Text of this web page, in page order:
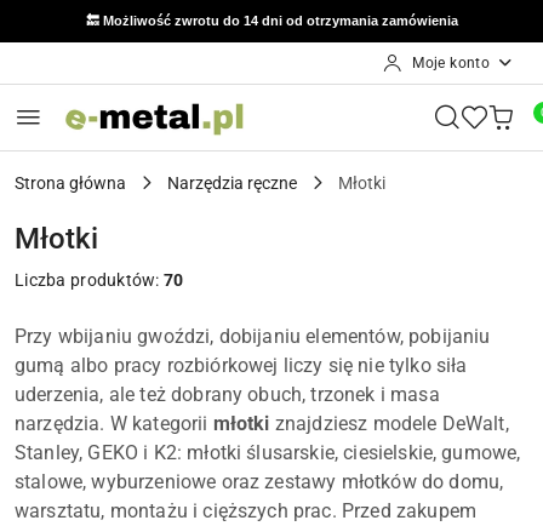
🔙 Możliwość zwrotu do 14 dni od otrzymania zamówienia
📞 Kontakt: Mariusz:789 847 321
Moje konto
Strona główna Narzędzia ręczne Młotki
Młotki
Liczba produktów:70
Przy wbijaniu gwoździ, dobijaniu elementów, pobijaniu
gumą albo pracy rozbiórkowej liczy się nie tylko siła
uderzenia, ale też dobrany obuch, trzonek i masa
narzędzia. W kategorii młotki znajdziesz modele DeWalt,
Stanley, GEKO i K2: młotki ślusarskie, ciesielskie, gumowe,
stalowe, wyburzeniowe oraz zestawy młotków do domu,
warsztatu, montażu i cięższych prac. Przed zakupem